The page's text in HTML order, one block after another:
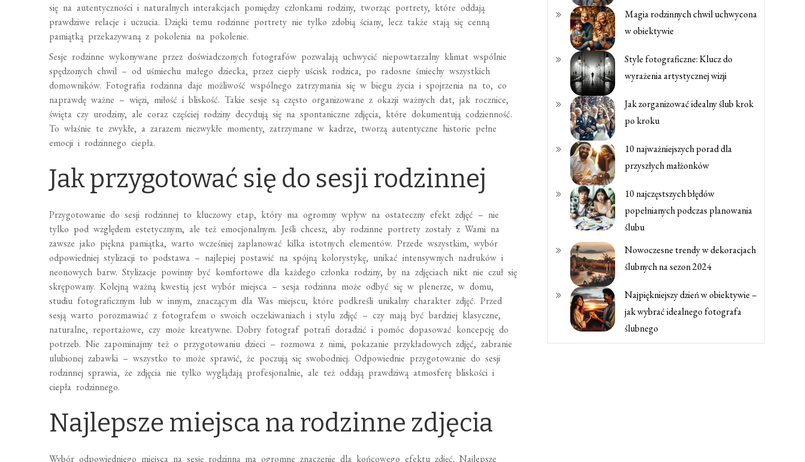
się na autentyczności i naturalnych interakcjach pomiędzy członkami rodziny, tworząc portrety, które oddają
prawdziwe relacje i uczucia. Dzięki temu rodzinne portrety nie tylko zdobią ściany, lecz także stają się cenną
pamiątką przekazywaną z pokolenia na pokolenie.
Sesje rodzinne wykonywane przez doświadczonych fotografów pozwalają uchwycić niepowtarzalny klimat wspólnie
spędzonych chwil – od uśmiechu małego dziecka, przez ciepły uścisk rodzica, po radosne śmiechy wszystkich
domowników. Fotografia rodzinna daje możliwość wspólnego zatrzymania się w biegu życia i spojrzenia na to, co
naprawdę ważne – więzi, miłość i bliskość. Takie sesje są często organizowane z okazji ważnych dat, jak rocznice,
święta czy urodziny, ale coraz częściej rodziny decydują się na spontaniczne zdjęcia, które dokumentują codzienność.
To właśnie te zwykłe, a zarazem niezwykłe momenty, zatrzymane w kadrze, tworzą autentyczne historie pełne
emocji i rodzinnego ciepła.
Jak przygotować się do sesji rodzinnej
Przygotowanie do sesji rodzinnej to kluczowy etap, który ma ogromny wpływ na ostateczny efekt zdjęć – nie
tylko pod względem estetycznym, ale też emocjonalnym. Jeśli chcesz, aby rodzinne portrety zostały z Wami na
zawsze jako piękna pamiątka, warto wcześniej zaplanować kilka istotnych elementów. Przede wszystkim, wybór
odpowiedniej stylizacji to podstawa – najlepiej postawić na spójną kolorystykę, unikać intensywnych nadruków i
neonowych barw. Stylizacje powinny być komfortowe dla każdego członka rodziny, by na zdjęciach nikt nie czuł się
skrępowany. Kolejną ważną kwestią jest wybór miejsca – sesja rodzinna może odbyć się w plenerze, w domu,
studiu fotograficznym lub w innym, znaczącym dla Was miejscu, które podkreśli unikalny charakter zdjęć. Przed
sesją warto porozmawiać z fotografem o swoich oczekiwaniach i stylu zdjęć – czy mają być bardziej klasyczne,
naturalne, reportażowe, czy może kreatywne. Dobry fotograf potrafi doradzić i pomóc dopasować koncepcję do
potrzeb. Nie zapominajmy też o przygotowaniu dzieci – rozmowa z nimi, pokazanie przykładowych zdjęć, zabranie
ulubionej zabawki – wszystko to może sprawić, że poczują się swobodniej. Odpowiednie przygotowanie do sesji
rodzinnej sprawia, że zdjęcia nie tylko wyglądają profesjonalnie, ale też oddają prawdziwą atmosferę bliskości i
ciepła rodzinnego.
Najlepsze miejsca na rodzinne zdjęcia
Wybór odpowiedniego miejsca na sesję rodzinną ma ogromne znaczenie dla końcowego efektu zdjęć. Najlepsze
Magia rodzinnych chwil uchwycona
w obiektywie
Style fotograficzne: Klucz do
wyrażenia artystycznej wizji
Jak zorganizować idealny ślub krok
po kroku
10 najważniejszych porad dla
przyszłych małżonków
10 najczęstszych błędów
popełnianych podczas planowania
ślubu
Nowoczesne trendy w dekoracjach
ślubnych na sezon 2024
Najpiękniejszy dzień w obiektywie –
jak wybrać idealnego fotografa
ślubnego